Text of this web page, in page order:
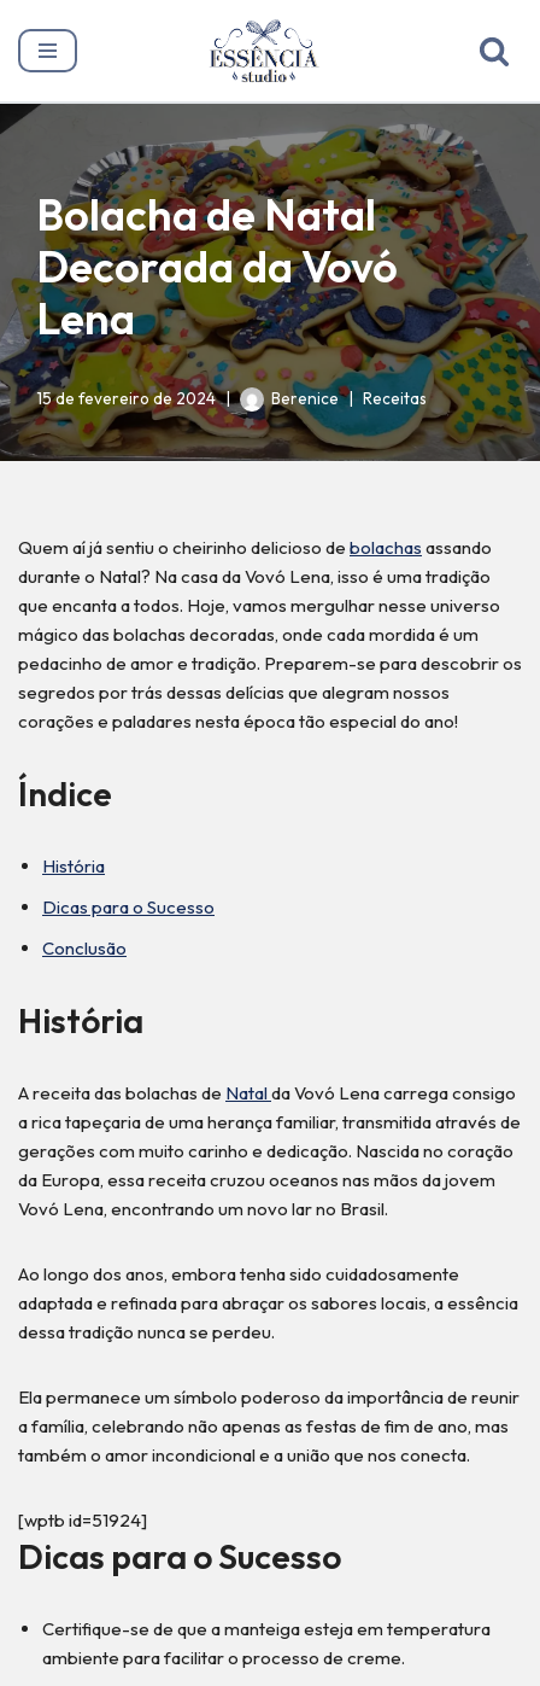
Pular
o
Bolacha de Natal
Decorada da Vovó
Lena
15 de fevereiro de 2024 Berenice Receitas
Quem aí já sentiu o cheirinho delicioso de bolachas assando
durante o Natal? Na casa da Vovó Lena, isso é uma tradição
que encanta a todos. Hoje, vamos mergulhar nesse universo
mágico das bolachas decoradas, onde cada mordida é um
pedacinho de amor e tradição. Preparem-se para descobrir os
segredos por trás dessas delícias que alegram nossos
corações e paladares nesta época tão especial do ano!
Índice
História
Dicas para o Sucesso
Conclusão
História
A receita das bolachas de Natalda Vovó Lena carrega consigo
a rica tapeçaria de uma herança familiar, transmitida através de
gerações com muito carinho e dedicação. Nascida no coração
da Europa, essa receita cruzou oceanos nas mãos da jovem
Vovó Lena, encontrando um novo lar no Brasil.
Ao longo dos anos, embora tenha sido cuidadosamente
adaptada e refinada para abraçar os sabores locais, a essência
dessa tradição nunca se perdeu.
Ela permanece um símbolo poderoso da importância de reunir
a família, celebrando não apenas as festas de fim de ano, mas
também o amor incondicional e a união que nos conecta.
[wptb id=51924]
Dicas para o Sucesso
Certifique-se de que a manteiga esteja em temperatura
ambiente para facilitar o processo de creme.